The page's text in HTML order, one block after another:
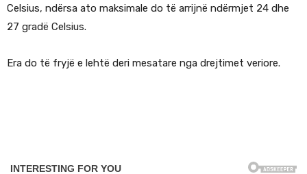
Celsius, ndërsa ato maksimale do të arrijnë ndërmjet 24 dhe
27 gradë Celsius.
Era do të fryjë e lehtë deri mesatare nga drejtimet veriore.